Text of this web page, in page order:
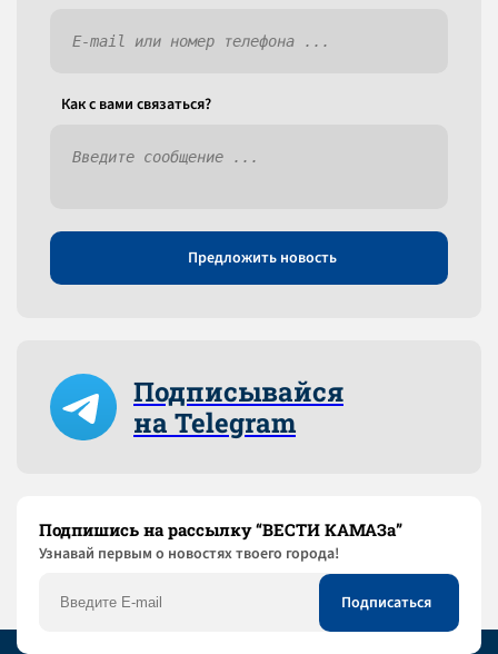
Как c вами связаться?
Предложить новость
Подписывайся
на Telegram
Подпишись на рассылку “ВЕСТИ КАМАЗа”
Узнaвай первым о новостях твоего города!